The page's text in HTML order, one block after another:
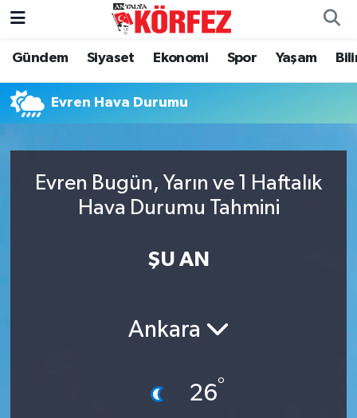
Gündem Siyaset Ekonomi Spor Yaşam
Evren Hava Durumu
Evren Bugün, Yarın ve 1 Haftalık
Hava Durumu Tahmini
ŞU AN
Ankara
26°
Gündem
Siyaset
Ekonomi
Nöbetçi Eczaneler
Hava Durumu
Süper Lig Puan Durumu ve Fikstür
Son Dakika Haberleri